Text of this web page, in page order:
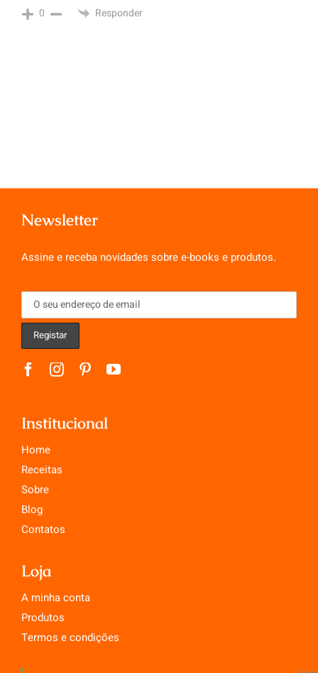
0 Responder
Newsletter
Assine e receba novidades sobre e-books e produtos.
Institucional
Home
Receitas
Sobre
Blog
Contatos
Loja
A minha conta
Produtos
Termos e condições